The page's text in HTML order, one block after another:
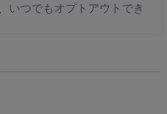
いつでもオプトアウトでき